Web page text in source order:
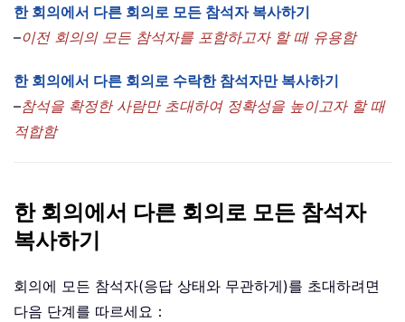
한 회의에서 다른 회의로 모든 참석자 복사하기
–이전 회의의 모든 참석자를 포함하고자 할 때 유용함
한 회의에서 다른 회의로 수락한 참석자만 복사하기
–참석을 확정한 사람만 초대하여 정확성을 높이고자 할 때
적합함
한 회의에서 다른 회의로 모든 참석자
복사하기
회의에 모든 참석자(응답 상태와 무관하게)를 초대하려면
다음 단계를 따르세요：